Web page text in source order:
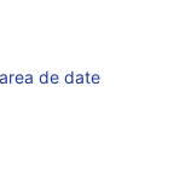
de date